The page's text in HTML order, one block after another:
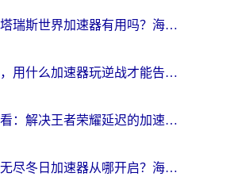
在国外玩塔瑞斯世界加速器有用吗？海外玩家亲测后的真实答案
身在海外，用什么加速器玩逆战才能告别延迟？
海外党必看：解决王者荣耀延迟的加速器终极指南——从EVE到猫和老鼠，一个工具全搞定
苹果手机无尽冬日加速器从哪开启？海外玩家的冬日生存指南